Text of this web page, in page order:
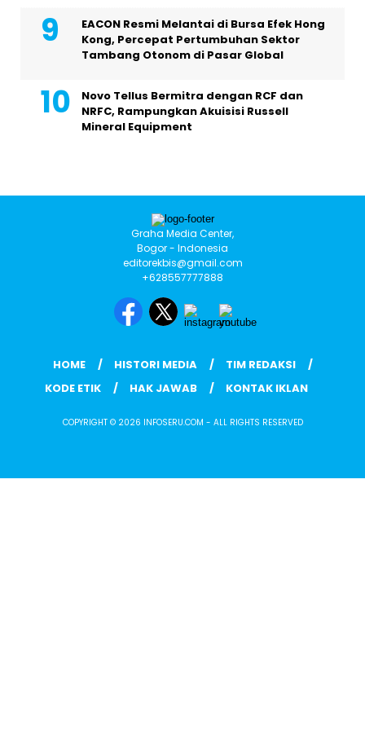
EACON Resmi Melantai di Bursa Efek Hong
Kong, Percepat Pertumbuhan Sektor
Tambang Otonom di Pasar Global
Novo Tellus Bermitra dengan RCF dan
NRFC, Rampungkan Akuisisi Russell
Mineral Equipment
Graha Media Center,
Bogor - Indonesia
editorekbis@gmail.com
+628557777888
HOME HISTORI MEDIA
TIM REDAKSI
KODE ETIK
HAK JAWAB KONTAK IKLAN
COPYRIGHT © 2026 INFOSERU.COM - ALL RIGHTS RESERVED